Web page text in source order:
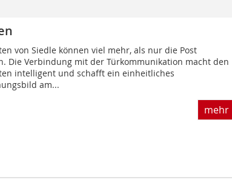
von Siedle können viel mehr, als nur die Post
Die Verbindung mit der Türkommunikation macht den
intelligent und schafft ein einheitliches
am...
mehr